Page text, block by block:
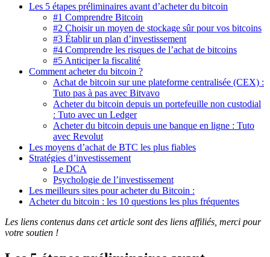
Les 5 étapes préliminaires avant d’acheter du bitcoin
#1 Comprendre Bitcoin
#2 Choisir un moyen de stockage sûr pour vos bitcoins
#3 Établir un plan d’investissement
#4 Comprendre les risques de l’achat de bitcoins
#5 Anticiper la fiscalité
Comment acheter du bitcoin ?
Achat de bitcoin sur une plateforme centralisée (CEX) :
Tuto pas à pas avec Bitvavo
Acheter du bitcoin depuis un portefeuille non custodial
: Tuto avec un Ledger
Acheter du bitcoin depuis une banque en ligne : Tuto
avec Revolut
Les moyens d’achat de BTC les plus fiables
Stratégies d’investissement
Le DCA
Psychologie de l’investissement
Les meilleurs sites pour acheter du Bitcoin :
Acheter du bitcoin : les 10 questions les plus fréquentes
Les liens contenus dans cet article sont des liens affiliés, merci pour
votre soutien !